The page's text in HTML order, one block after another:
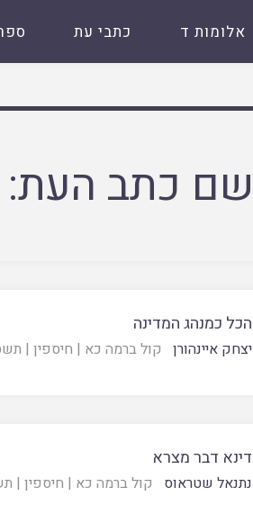
אלומות ד כתבי עת
שם כתב העת:
הכל כמנהג המדינה
יצחק איינהורן קול ברמה כא | חיספין |
דינא דבר מצרא
נתנאל שטראוס קול ברמה כא | חיספין |